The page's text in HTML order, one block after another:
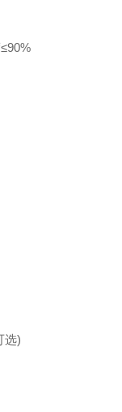
选)